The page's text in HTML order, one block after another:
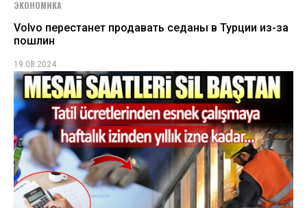
ЭКОНОМИКА
Volvo перестанет продавать седаны в Турции из-за
пошлин
19.08.2024